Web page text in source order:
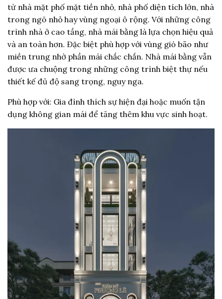
từ nhà mặt phố mặt tiền nhỏ, nhà phố diện tích lớn, nhà
trong ngõ nhỏ hay vùng ngoại ô rộng. Với những công
trình nhà ở cao tầng, nhà mái bằng là lựa chọn hiệu quả
và an toàn hơn. Đặc biệt phù hợp với vùng gió bão như
miền trung nhờ phần mái chắc chắn. Nhà mái bằng vẫn
được ưa chuộng trong những công trình biệt thự nếu
thiết kế đủ độ sang trọng, nguy nga.
Phù hợp với: Gia đình thích sự hiện đại hoặc muốn tận
dụng không gian mái để tăng thêm khu vực sinh hoạt.